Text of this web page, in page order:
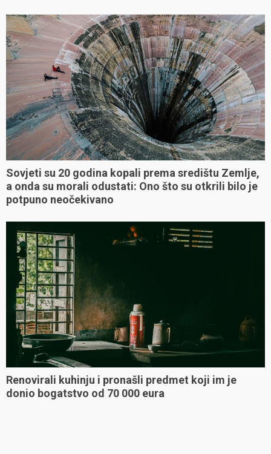
Sovjeti su 20 godina kopali prema središtu Zemlje,
a onda su morali odustati: Ono što su otkrili bilo je
potpuno neočekivano
Renovirali kuhinju i pronašli predmet koji im je
donio bogatstvo od 70 000 eura